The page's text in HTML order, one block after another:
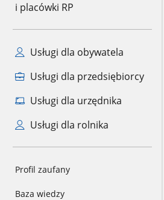
i placówki RP
Usługi dla obywatela
Usługi dla przedsiębiorcy
Usługi dla urzędnika
Usługi dla rolnika
Profil zaufany
Baza wiedzy